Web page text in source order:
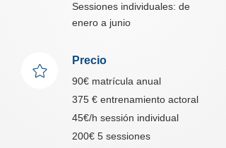
Sessiones individuales: de
enero a junio
Precio
90€ matrícula anual
375 € entrenamiento actoral
45€/h sessión individual
200€ 5 sessiones